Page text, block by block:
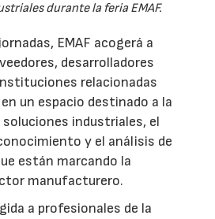
durante la feria EMAF.
EMAF acogerá a
desarrolladores
relacionadas
un espacio destinado a la
industriales, el
y el análisis de
están marcando la
manufacturero.
a profesionales de la